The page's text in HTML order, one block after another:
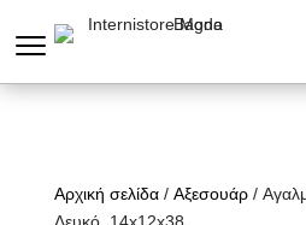
Αρχική σελίδα/ Αξεσουάρ/